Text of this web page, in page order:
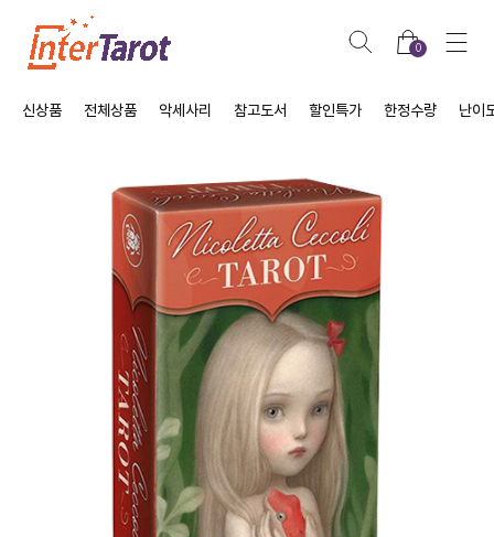
0
신상품 전체상품 악세사리 참고도서 할인특가 한정수량 난이